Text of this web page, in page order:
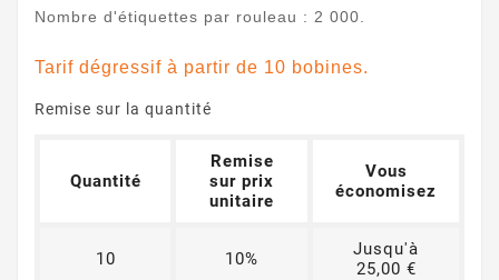
Nombre d'étiquettes par rouleau : 2 000.
Tarif dégressif à partir de 10 bobines.
Remise sur la quantité
Quantité
Remise
sur prix
unitaire
Vous
économisez
10 10%
Jusqu'à
25,00 €